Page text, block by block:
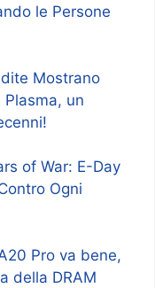
le Persone
Mostrano
un
of War: E-Day
Ogni
Pro va bene,
della DRAM